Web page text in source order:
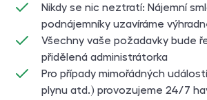
Nikdy se nic neztratí: Nájemní
podnájemníky uzavíráme
Všechny vaše požadavky bude
přidělená administrátorka
Pro případy mimořádných
plynu atd.) provozujeme 24/7